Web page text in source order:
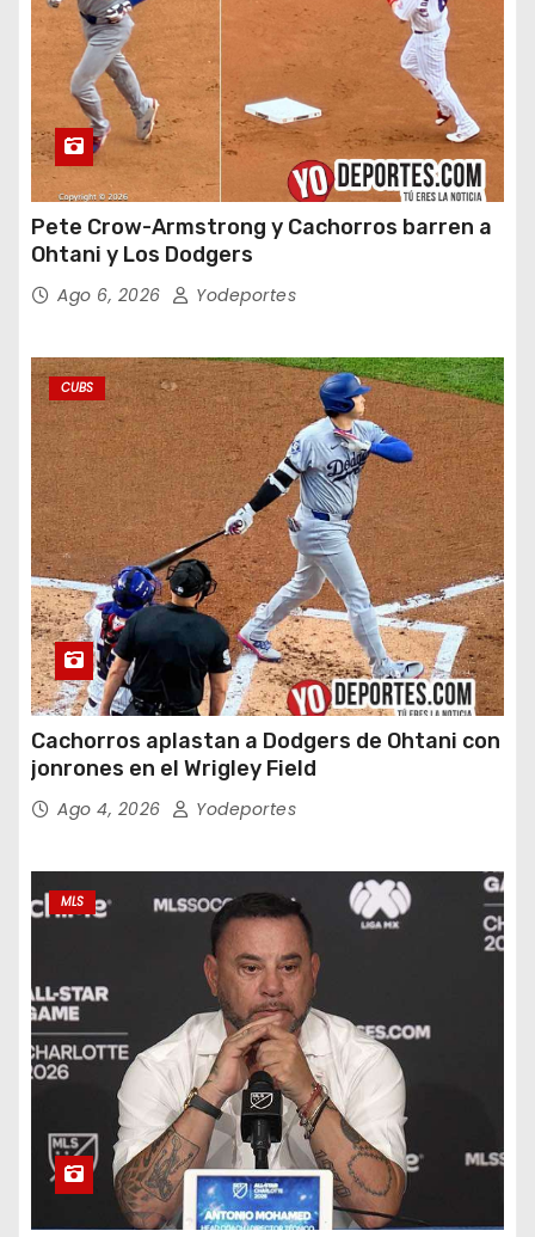
Pete Crow-Armstrong y Cachorros barren a
Ohtani y Los Dodgers
Ago 6, 2026 Yodeportes
CUBS
Cachorros aplastan a Dodgers de Ohtani con
jonrones en el Wrigley Field
Ago 4, 2026 Yodeportes
MLS